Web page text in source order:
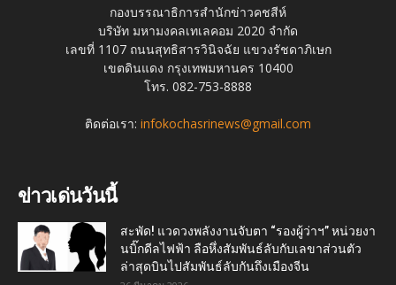
กองบรรณาธิการสำนักข่าวคชสีห์
บริษัท มหามงคลเทเลคอม 2020 จำกัด
เลขที่ 1107 ถนนสุทธิสารวินิจฉัย แขวงรัชดาภิเษก
เขตดินแดง กรุงเทพมหานคร 10400
โทร. 082-753-8888
ติดต่อเรา: infokochasrinews@gmail.com
ข่าวเด่นวันนี้
สะพัด! แวดวงพลังงานจับตา “รองผู้ว่าฯ” หน่วยงา
นบิ๊กดีลไฟฟ้า ลือหึ่งสัมพันธ์ลับกับเลขาส่วนตัว
ล่าสุดบินไปสัมพันธ์ลับกันถึงเมืองจีน